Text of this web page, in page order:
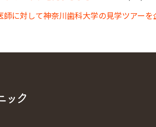
に対して神奈川歯科大学の見学ツアーを